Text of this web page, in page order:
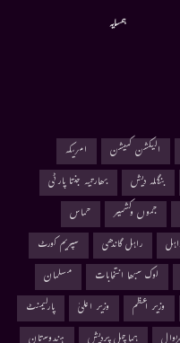
ہمسایہ
الیکشن کمیشن
امریکہ
بنگلہ دیش
بھارتیہ جنتا پارٹی
جموں وکشمیر
حماس
راہل گاندھی
سپریم کورٹ
لوک سبھا انتخابات
مسلمان
وزیر اعظم وزیر اعلیٰ
پارلیمنٹ